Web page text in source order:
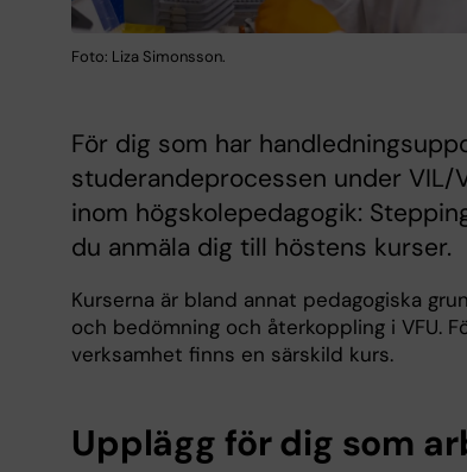
Foto: Liza Simonsson.
För dig som har
studerandeprocessen under VIL/
inom högskolepedagogik:
du anmäla dig till höstens kurser.
Kurserna är bland annat pedagogiska
och bedömning och återkoppling i VFU.
verksamhet finns en särskild kurs.
Upplägg för dig som